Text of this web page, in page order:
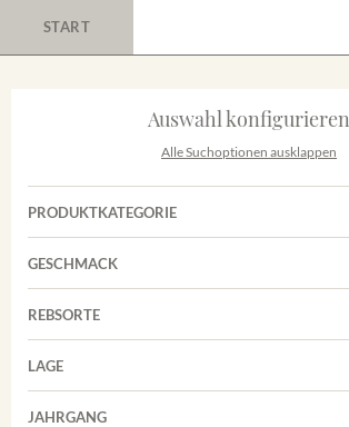
START
Auswahl konfigurieren
Alle Suchoptionen ausklappen
PRODUKTKATEGORIE
Cuvées
Rosé
Weißwein
GESCHMACK
Trocken
REBSORTE
Chardonnay
Grauburgunder
LAGE
Achkarrer Schlossberg
JAHRGANG